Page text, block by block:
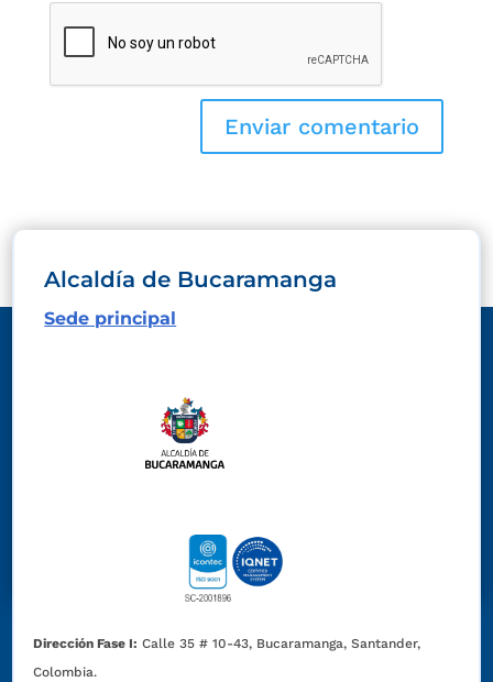
Alcaldía de Bucaramanga
Sede principal
Dirección Fase I: Calle 35 # 10-43, Bucaramanga, Santander,
Colombia.